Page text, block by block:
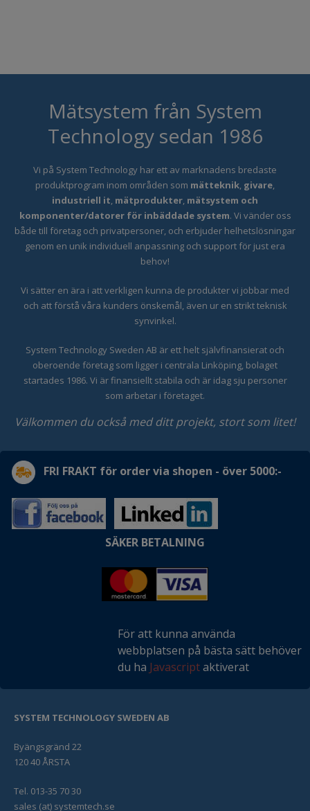
Mätsystem från System
Technology sedan 1986
Vi på System Technology har ett av marknadens bredaste
produktprogram inom områden som mätteknik, givare,
industriell it, mätprodukter, mätsystem och
komponenter/datorer för inbäddade system. Vi vänder oss
både till företag och privatpersoner, och erbjuder helhetslösningar
genom en unik individuell anpassning och support för just era
behov!
Vi sätter en ära i att verkligen kunna de produkter vi jobbar med
och att förstå våra kunders önskemål, även ur en strikt teknisk
synvinkel.
System Technology Sweden AB är ett helt självfinansierat och
oberoende företag som ligger i centrala Linköping, bolaget
startades 1986. Vi är finansiellt stabila och är idag sju personer
som arbetar i företaget.
Välkommen du också med ditt projekt, stort som litet!
FRI FRAKT för order via shopen - över 5000:-
SÄKER BETALNING
För att kunna använda
webbplatsen på bästa sätt behöver
du ha Javascriptaktiverat
SYSTEM TECHNOLOGY SWEDEN AB
Byängsgränd 22
120 40 ÅRSTA
Tel. 013-35 70 30
sales (at) systemtech.se